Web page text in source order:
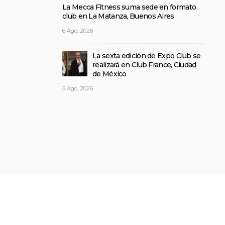
La Mecca Fitness suma sede en formato
club en La Matanza, Buenos Aires
6 Ago, 2026
La sexta edición de Expo Club se
realizará en Club France, Ciudad
de México
5 Ago, 2026